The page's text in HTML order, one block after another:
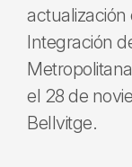
Integración
el 28 de
Bellvitge.